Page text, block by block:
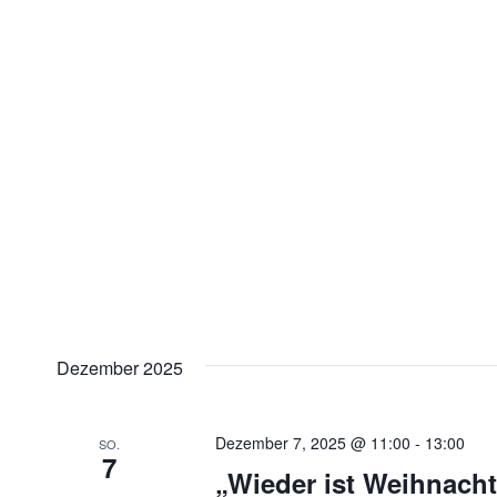
Dezember 2025
SO.
7 „Wieder ist
Dezember 7, 2025 @ 11:00 - 13:00